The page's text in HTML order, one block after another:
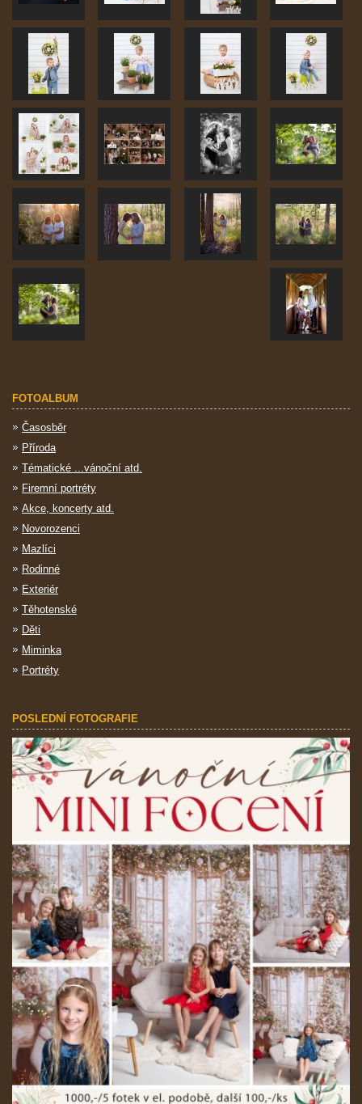
FOTOALBUM
Časosběr
Příroda
Tématické ...vánoční atd.
Firemní portréty
Akce, koncerty atd.
Novorozenci
Mazlíci
Rodinné
Exteriér
Těhotenské
Děti
Miminka
Portréty
POSLEDNÍ FOTOGRAFIE